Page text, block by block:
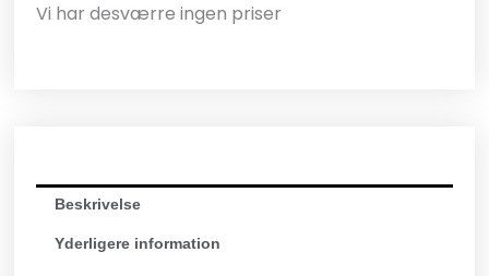
Vi har desværre ingen priser
Beskrivelse
Yderligere information